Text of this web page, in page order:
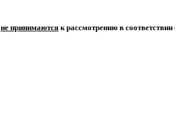
не принимаются к рассмотрению в